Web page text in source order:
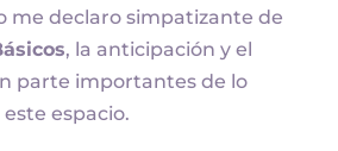
me declaro simpatizante de
, la anticipación y el
parte importantes de lo
espacio.